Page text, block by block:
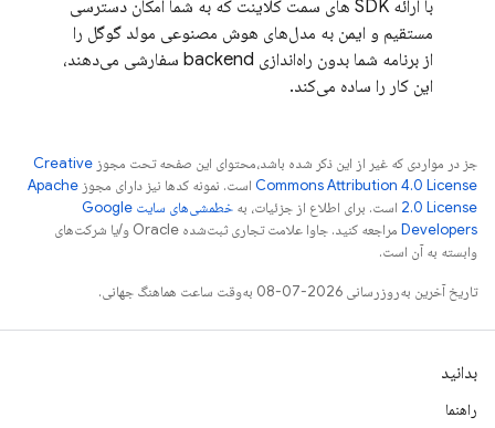
با ارائه SDK های سمت کلاینت که به شما امکان دسترسی
مستقیم و ایمن به مدل‌های هوش مصنوعی مولد گوگل را
از برنامه شما بدون راه‌اندازی backend سفارشی می‌دهند،
این کار را ساده می‌کند.
جز در مواردی که غیر از این ذکر شده باشد،‌محتوای این صفحه تحت مجوز Creative
Commons Attribution 4.0 License است. نمونه کدها نیز دارای مجوز Apache
2.0 License است. برای اطلاع از جزئیات، به
خطمشی‌های سایت Google
Developers‏
مراجعه کنید. جاوا علامت تجاری ثبت‌شده Oracle و/یا شرکت‌های
وابسته به آن است.
تاریخ آخرین به‌روزرسانی 2026-07-08 به‌وقت ساعت هماهنگ جهانی.
بدانید
راهنما